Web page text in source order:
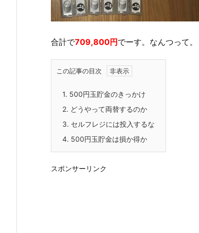
合計で709,800円でーす。なんつって。
この記事の目次
1. 500円玉貯金のきっかけ
2. どうやって両替するのか
3. セルフレジには投入するな
4. 500円玉貯金は損か得か
スポンサーリンク